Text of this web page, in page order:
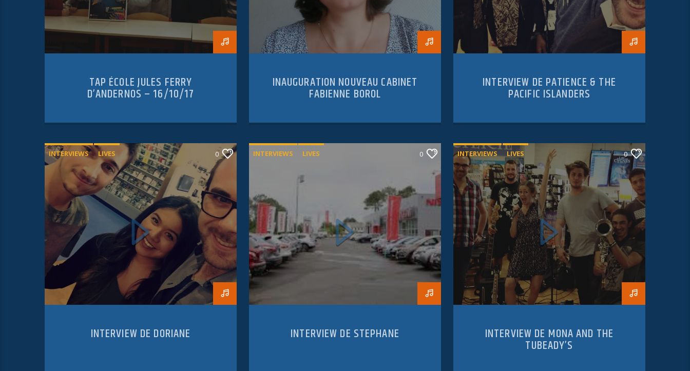
TAP ÉCOLE JULES FERRY
D’ANDERNOS – 16/10/17
INAUGURATION NOUVEAU CABINET
FABIENNE BOROL
INTERVIEW DE PATIENCE & THE
PACIFIC ISLANDERS
INTERVIEWS LIVES 0
INTERVIEW DE DORIANE
INTERVIEWS LIVES 0
INTERVIEW DE STEPHANE
INTERVIEWS LIVES 0
INTERVIEW DE MONA AND THE
TUBEADY’S